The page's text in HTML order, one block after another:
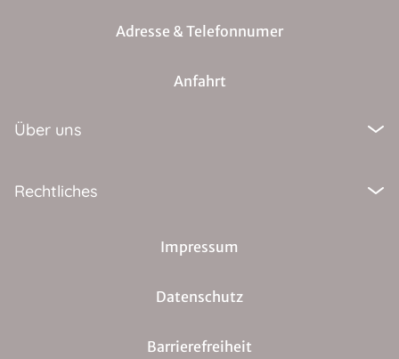
Adresse & Telefonnumer
Anfahrt
Über uns
Rechtliches
Impressum
Datenschutz
Barrierefreiheit